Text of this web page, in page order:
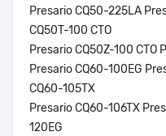
Presario CQ50-225LA
CQ50T-100 CTO
Presario CQ50Z-100 CTO
Presario CQ60-100EG
CQ60-105TX
Presario CQ60-106TX
120EG